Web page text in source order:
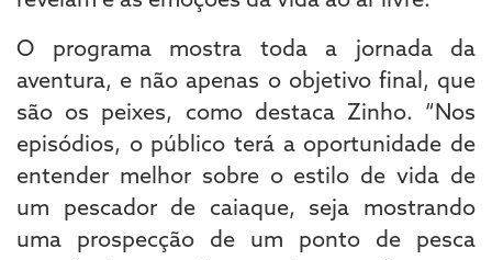
O programa mostra toda a jornada da
aventura, e não apenas o objetivo final, que
são os peixes, como destaca Zinho. “Nos
episódios, o público terá a oportunidade de
entender melhor sobre o estilo de vida de
um pescador de caiaque, seja mostrando
uma prospecção de um ponto de pesca